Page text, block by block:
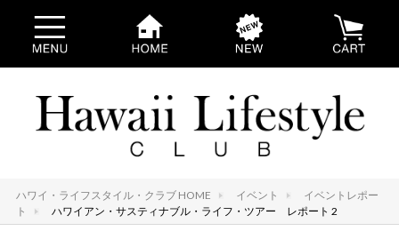
ハワイ・ライフスタイル・クラブ HOME イベント
イベントレポー
ト
ハワイアン・サスティナブル・ライフ・ツアー レポート 2